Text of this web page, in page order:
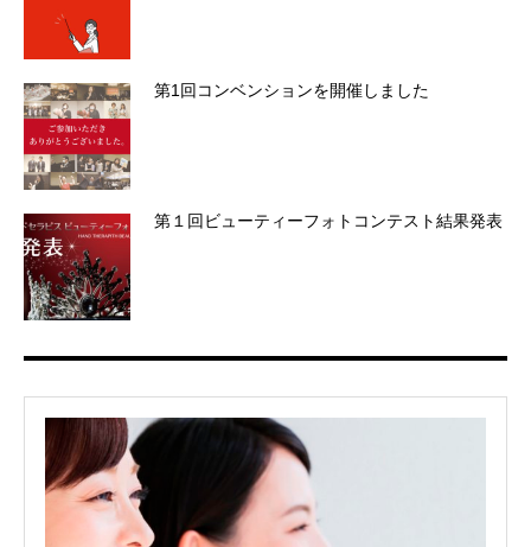
第1回コンベンションを開催しました
第１回ビューティーフォトコンテスト結果発表